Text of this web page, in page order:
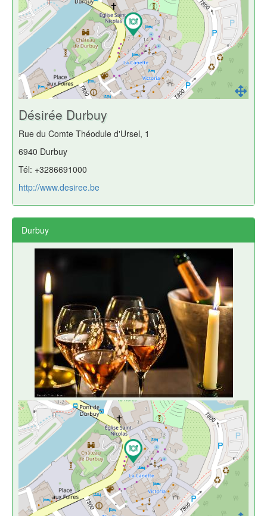
Désirée Durbuy
Rue du Comte Théodule d'Ursel, 1
6940 Durbuy
Tél: +3286691000
http://www.desiree.be
Durbuy